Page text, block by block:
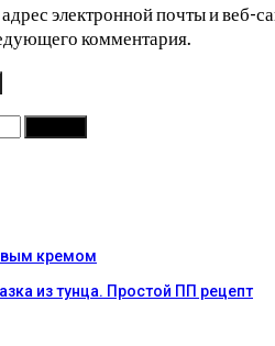
электронной почты и веб-
комментария.
кремом
из тунца. Простой ПП рецепт